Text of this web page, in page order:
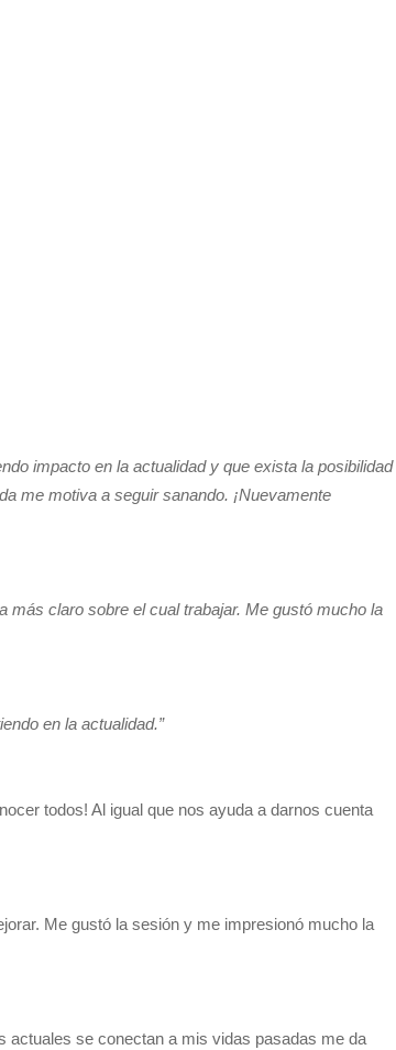
impacto en la actualidad y que exista la posibilidad
me motiva a seguir sanando. ¡Nuevamente
más claro sobre el cual trabajar. Me gustó mucho la
en la actualidad.”
todos! Al igual que nos ayuda a darnos cuenta
Me gustó la sesión y me impresionó mucho la
actuales se conectan a mis vidas pasadas me da